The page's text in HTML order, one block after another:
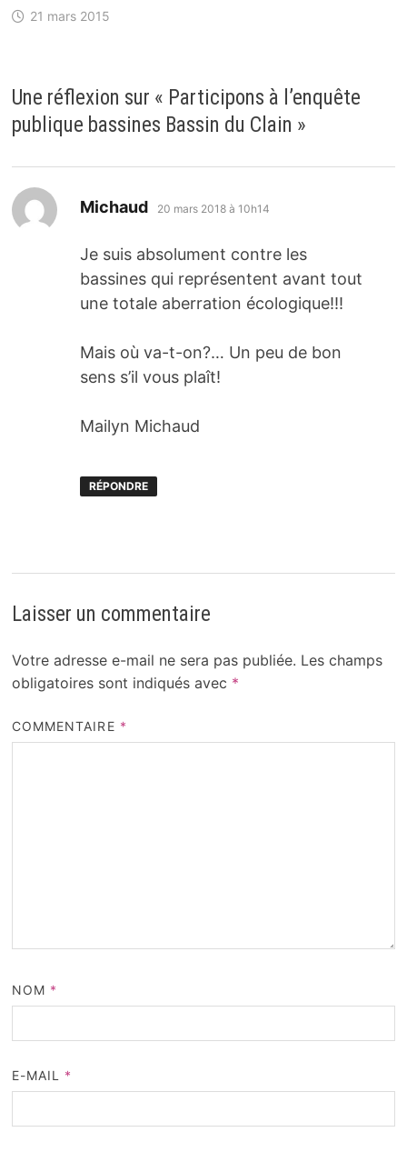
21 mars 2015
Une réflexion sur « Participons à l’enquête
publique bassines Bassin du Clain »
Michaud dit :
20 mars 2018 à 10h14
Je suis absolument contre les
bassines qui représentent avant tout
une totale aberration écologique!!!
Mais où va-t-on?… Un peu de bon
sens s’il vous plaît!
Mailyn Michaud
RÉPONDRE
Laisser un commentaire
Votre adresse e-mail ne sera pas publiée. Les champs
obligatoires sont indiqués avec *
COMMENTAIRE *
NOM *
E-MAIL *